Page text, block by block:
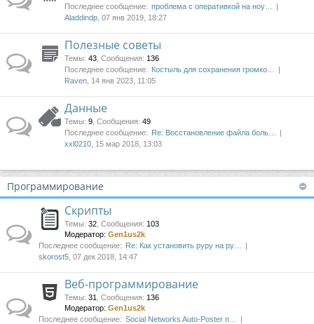
Последнее сообщение: проблема с оперативкой на ноу…
Aladdindp , 07 янв 2019, 18:27
Полезные советы
Темы: 43 Сообщения: 136
Последнее сообщение: Костыль для сохранения громко…
Raven , 14 янв 2023, 11:05
Данные
Темы: 9 Сообщения: 49
Последнее сообщение: Re: Восстановление файла боль…
xxl0210 , 15 мар 2018, 13:03
Программирование
Скрипты
Темы: 32 Сообщения: 103
Модератор: Gen1us2k
Последнее сообщение: Re: Как установить pypy на py…
skorost5 , 07 дек 2018, 14:47
Веб-программирование
Темы: 31 Сообщения: 136
Модератор: Gen1us2k
Последнее сообщение: Social Networks Auto-Poster п…